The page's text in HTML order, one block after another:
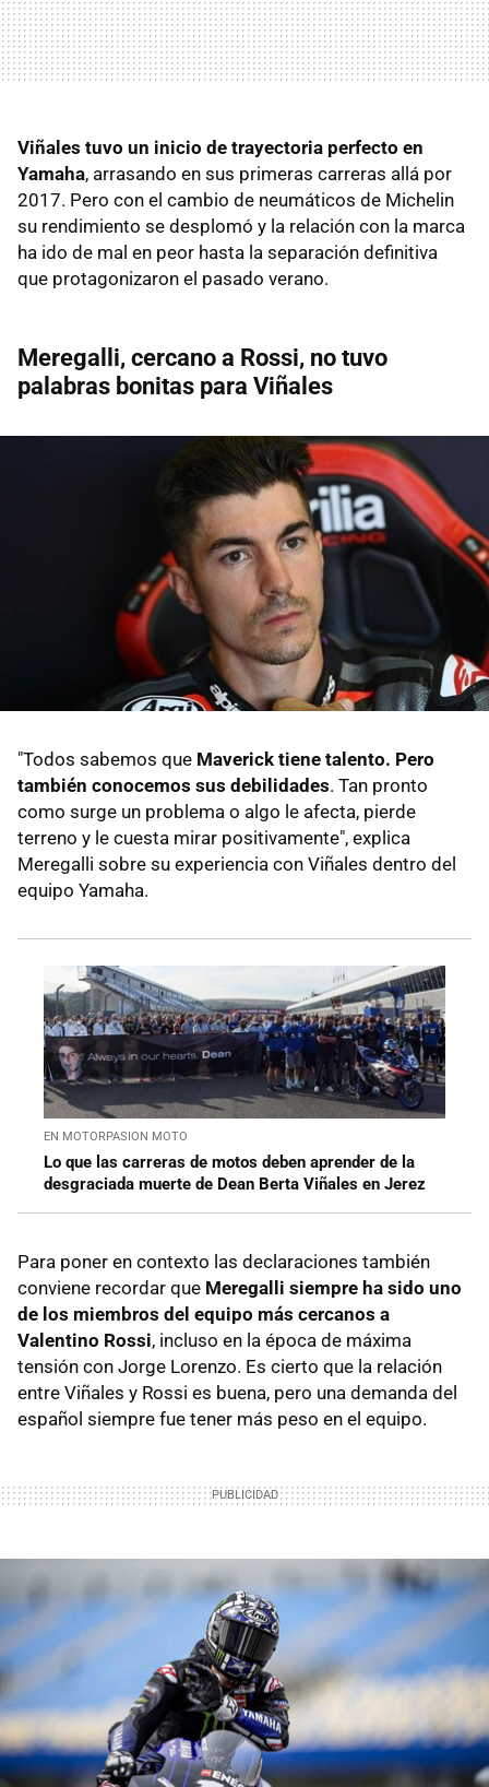
Viñales tuvo un inicio de trayectoria perfecto en
Yamaha, arrasando en sus primeras carreras allá por
2017. Pero con el cambio de neumáticos de Michelin
su rendimiento se desplomó y la relación con la marca
ha ido de mal en peor hasta la separación definitiva
que protagonizaron el pasado verano.
Meregalli, cercano a Rossi, no tuvo
palabras bonitas para Viñales
"Todos sabemos que Maverick tiene talento. Pero
también conocemos sus debilidades. Tan pronto
como surge un problema o algo le afecta, pierde
terreno y le cuesta mirar positivamente", explica
Meregalli sobre su experiencia con Viñales dentro del
equipo Yamaha.
EN MOTORPASION MOTO
Lo que las carreras de motos deben aprender de la
desgraciada muerte de Dean Berta Viñales en Jerez
Para poner en contexto las declaraciones también
conviene recordar que Meregalli siempre ha sido uno
de los miembros del equipo más cercanos a
Valentino Rossi, incluso en la época de máxima
tensión con Jorge Lorenzo. Es cierto que la relación
entre Viñales y Rossi es buena, pero una demanda del
español siempre fue tener más peso en el equipo.